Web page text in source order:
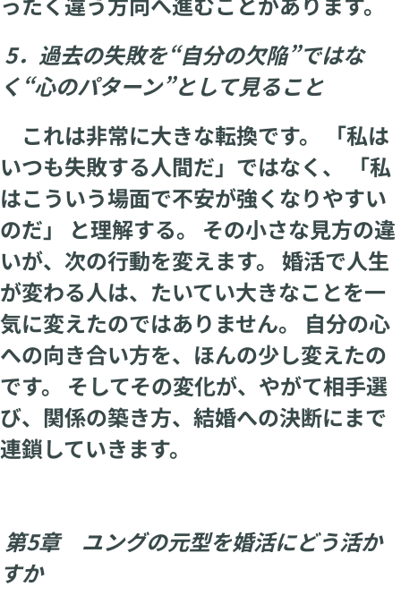
5．過去の失敗を“自分の欠陥”ではな
く“心のパターン”として見ること
これは非常に大きな転換です。 「私は
いつも失敗する人間だ」ではなく、 「私
はこういう場面で不安が強くなりやすい
のだ」 と理解する。 その小さな見方の違
いが、次の行動を変えます。 婚活で人生
が変わる人は、たいてい大きなことを一
気に変えたのではありません。 自分の心
への向き合い方を、ほんの少し変えたの
です。 そしてその変化が、やがて相手選
び、関係の築き方、結婚への決断にまで
連鎖していきます。
第5章 ユングの元型を婚活にどう活か
すか